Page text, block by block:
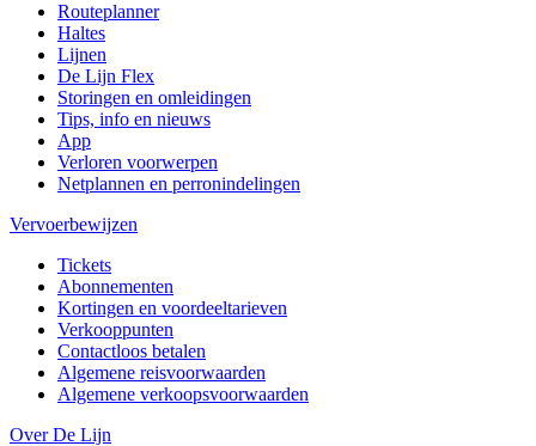
Routeplanner
Haltes
Lijnen
De Lijn Flex
Storingen en omleidingen
Tips, info en nieuws
App
Verloren voorwerpen
Netplannen en perronindelingen
Vervoerbewijzen
Tickets
Abonnementen
Kortingen en voordeeltarieven
Verkooppunten
Contactloos betalen
Algemene reisvoorwaarden
Algemene verkoopsvoorwaarden
Over De Lijn